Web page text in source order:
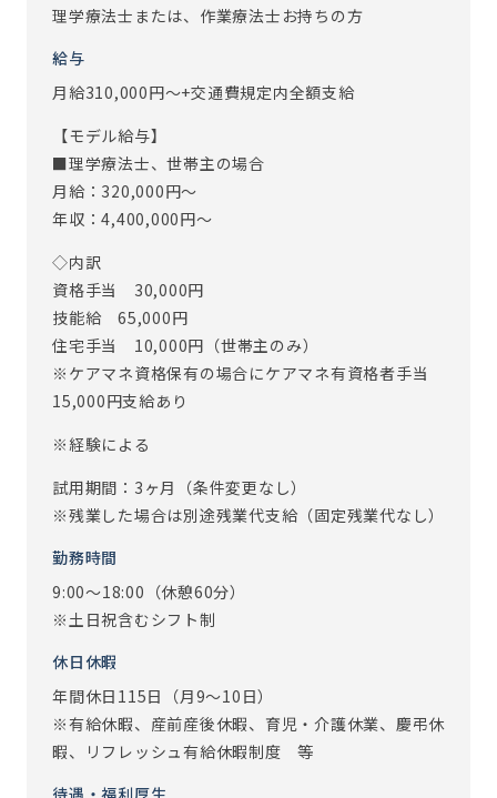
※従事すべき業務の変更：あり（変更範囲：会社の定める業
※定年制度あり（定年65歳）
理学療法士または、作業療法士お持ちの方
給与
月給310,000円～+交通費規定内全額支給
【モデル給与】
■理学療法士、世帯主の場合
月給：320,000円～
年収：4,400,000円～
◇内訳
資格手当 30,000円
技能給 65,000円
住宅手当 10,000円（世帯主のみ）
※ケアマネ資格保有の場合にケアマネ有資格者手当
15,000円支給あり
※経験による
試用期間：3ヶ月（条件変更なし）
※残業した場合は別途残業代支給（固定残業代なし）
勤務時間
9:00～18:00（休憩60分）
※土日祝含むシフト制
休日休暇
年間休日115日（月9～10日）
※有給休暇、産前産後休暇、育児・介護休業、慶弔休
暇、リフレッシュ有給休暇制度 等
待遇・福利厚生